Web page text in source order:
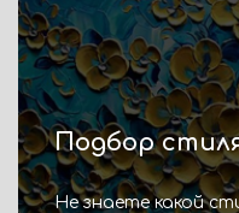
Подбор
Не знаете какой